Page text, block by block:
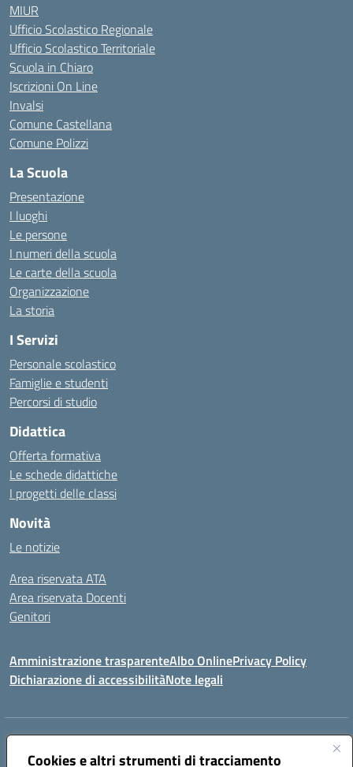
Cookies e altri strumenti di tracciamento
MIUR
Ufficio Scolastico Regionale
Ufficio Scolastico Territoriale
Scuola in Chiaro
Iscrizioni On Line
Invalsi
Comune Castellana
Comune Polizzi
La Scuola
Presentazione
I luoghi
Le persone
I numeri della scuola
Le carte della scuola
Organizzazione
La storia
I Servizi
Personale scolastico
Famiglie e studenti
Percorsi di studio
Didattica
Offerta formativa
Le schede didattiche
I progetti delle classi
Novità
Le notizie
Area riservata ATA
Area riservata Docenti
Genitori
Amministrazione trasparenteAlbo OnlinePrivacy Policy
Dichiarazione di accessibilitàNote legali
Indirizzo:
Centralino:0921562586 Email:PAIC820003@istruzione.it